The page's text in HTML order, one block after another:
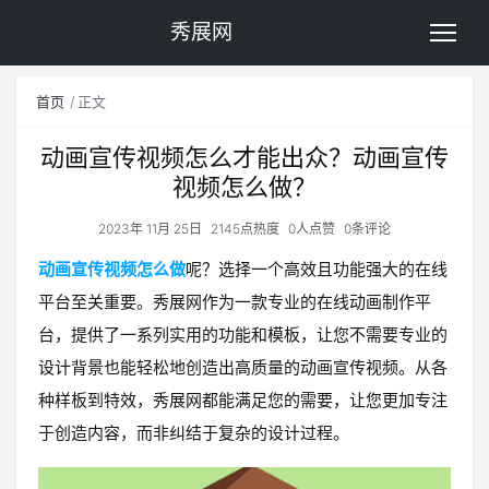
秀展网
首页 正文
动画宣传视频怎么才能出众？动画宣传
视频怎么做？
2023年 11月 25日 2145点热度 0人点赞 0条评论
动画宣传视频怎么做呢？选择一个高效且功能强大的在线
平台至关重要。秀展网作为一款专业的在线动画制作平
台，提供了一系列实用的功能和模板，让您不需要专业的
设计背景也能轻松地创造出高质量的动画宣传视频。从各
种样板到特效，秀展网都能满足您的需要，让您更加专注
于创造内容，而非纠结于复杂的设计过程。